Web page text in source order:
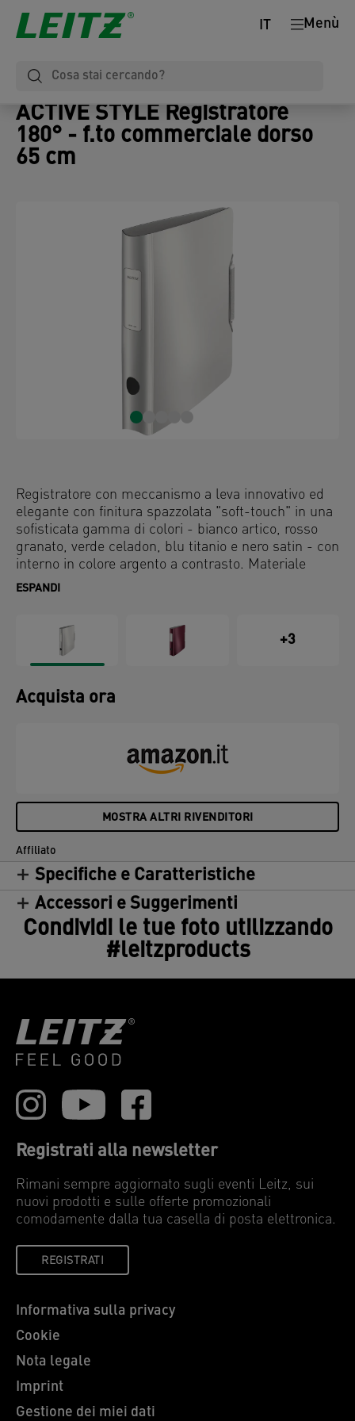
Menù
IT
ACTIVE STYLE Registratore
180° - f.to commerciale dorso
65 cm
Registratore con meccanismo a leva innovativo ed
elegante con finitura spazzolata "soft-touch" in una
sofisticata gamma di colori - bianco artico, rosso
granato, verde celadon, blu titanio e nero satin - con
interno in colore argento a contrasto. Materiale
leggero e design ergonomico per una facile gestione
ESPANDI
+3
Acquista ora
MOSTRA ALTRI RIVENDITORI
Affiliato
Specifiche e Caratteristiche
Accessori e Suggerimenti
Condividi le tue foto utilizzando
#leitzproducts
Registrati alla newsletter
Rimani sempre aggiornato sugli eventi Leitz, sui
nuovi prodotti e sulle offerte promozionali
comodamente dalla tua casella di posta elettronica.
REGISTRATI
Informativa sulla privacy
Cookie
Nota legale
Imprint
Gestione dei miei dati